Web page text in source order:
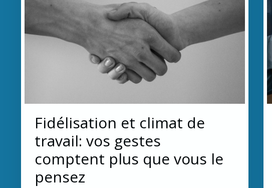
Fidélisation et climat de
travail: vos gestes
comptent plus que vous le
pensez